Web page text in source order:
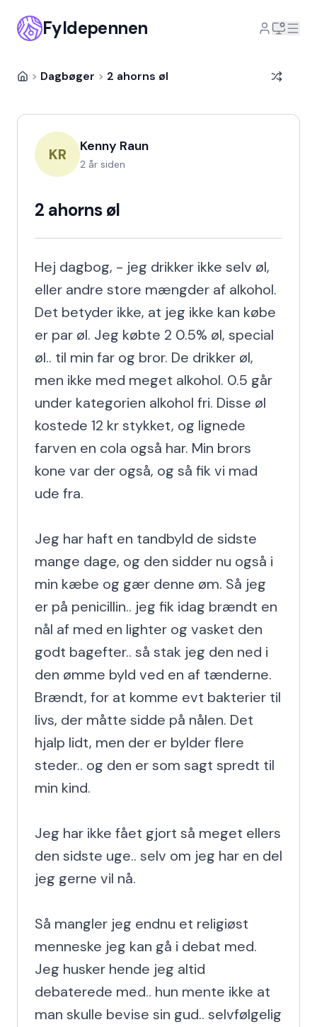
Fyldepennen
> Dagbøger > 2 ahorns øl
KR Kenny Raun
2 år siden
2 ahorns øl
Hej dagbog, - jeg drikker ikke selv øl,
eller andre store mængder af alkohol.
Det betyder ikke, at jeg ikke kan købe
er par øl. Jeg købte 2 0.5% øl, special
øl.. til min far og bror. De drikker øl,
men ikke med meget alkohol. 0.5 går
under kategorien alkohol fri. Disse øl
kostede 12 kr stykket, og lignede
farven en cola også har. Min brors
kone var der også, og så fik vi mad
ude fra.
Jeg har haft en tandbyld de sidste
mange dage, og den sidder nu også i
min kæbe og gær denne øm. Så jeg
er på penicillin.. jeg fik idag brændt en
nål af med en lighter og vasket den
godt bagefter.. så stak jeg den ned i
den ømme byld ved en af tænderne.
Brændt, for at komme evt bakterier til
livs, der måtte sidde på nålen. Det
hjalp lidt, men der er bylder flere
steder.. og den er som sagt spredt til
min kind.
Jeg har ikke fået gjort så meget ellers
den sidste uge.. selv om jeg har en del
jeg gerne vil nå.
Så mangler jeg endnu et religiøst
menneske jeg kan gå i debat med.
Jeg husker hende jeg altid
debaterede med.. hun mente ikke at
man skulle bevise sin gud.. selvfølgelig